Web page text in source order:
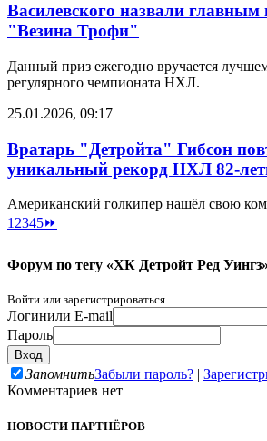
Василевского назвали главным
"Везина Трофи"
Данный приз ежегодно вручается
регулярного чемпионата НХЛ.
25.01.2026, 09:17
Вратарь "Детройта" Гибсон
уникальный рекорд НХЛ 82-
Американский голкипер нашёл свою
1 2345⏩
Форум по тегу «ХК Детройт Ред Уингз»
Войти или зарегистрироваться.
Логинили E-mail
Пароль
ЗапомнитьЗабыли пароль? |
Комментариев нет
НОВОСТИ ПАРТНЁРОВ